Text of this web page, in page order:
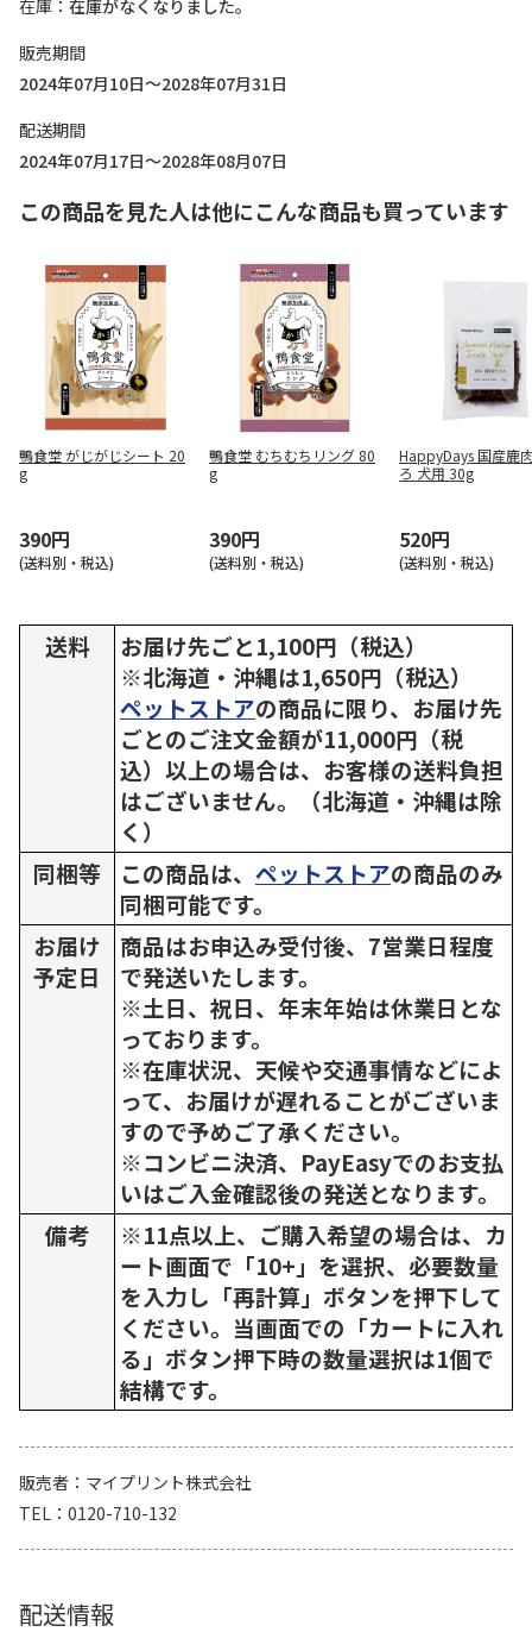
在庫
在庫がなくなりました。
販売期間
2024年07月10日～2028年07月31日
配送期間
2024年07月17日～2028年08月07日
この商品を見た人は他にこんな商品も買っています
鴨食堂 がじがじシート 20
g
390円
(送料別・税込)
鴨食堂 むちむちリング 80
g
390円
(送料別・税込)
HappyDays 国産鹿
ろ 犬用 30g
520円
(送料別・税込)
送料
お届け先ごと1,100円（税込）
※北海道・沖縄は1,650円（税込）
ペットストアの商品に限り、お届け先
ごとのご注文金額が11,000円（税
込）以上の場合は、お客様の送料負担
はございません。（北海道・沖縄は除
く）
同梱等
この商品は、 ペットストアの商品のみ
同梱可能です。
お届け
予定日
商品はお申込み受付後、7営業日程度
で発送いたします。
※土日、祝日、年末年始は休業日とな
っております。
※在庫状況、天候や交通事情などによ
って、お届けが遅れることがございま
すので予めご了承ください。
※コンビニ決済、PayEasyでのお支払
いはご入金確認後の発送となります。
備考
※11点以上、ご購入希望の場合は、カ
ート画面で「10+」を選択、必要数量
を入力し「再計算」ボタンを押下して
ください。当画面での「カートに入れ
る」ボタン押下時の数量選択は1個で
結構です。
販売者
マイプリント株式会社
TEL
0120-710-132
配送情報